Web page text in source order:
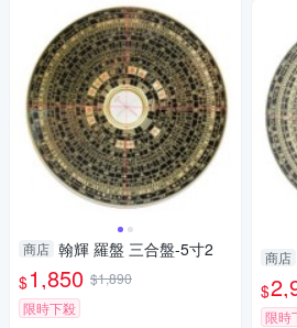
商店 翰輝 羅盤 三合盤-5寸2
$1,850 $1,890
限時下殺
商店
$
限時